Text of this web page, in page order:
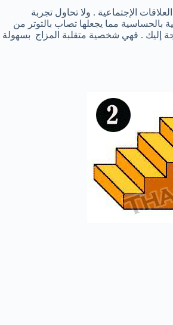
الإجتماعية . ولا تحاول تجربة
بالحساسية مما يجعلها تصاب بالتوتر من
إليك . فهي شخصية متقلبة المزاج بسهولة